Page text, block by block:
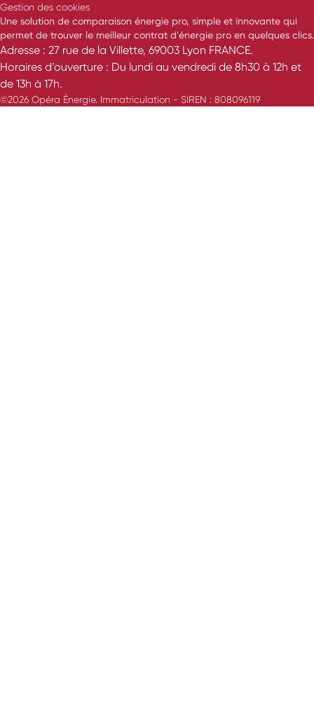
Gestion des cookies
Une solution de comparaison énergie pro, simple et innovante qui
permet de trouver le meilleur contrat d'énergie pro en quelques clics.
Adresse : 27 rue de la Villette, 69003 Lyon FRANCE.
Horaires d’ouverture : Du lundi au vendredi de 8h30 à 12h et
de 13h à 17h.
©2026 Opéra Énergie. Immatriculation - SIREN : 808096119